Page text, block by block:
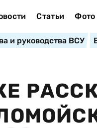
Статьи Фото
и руководства ВСУ